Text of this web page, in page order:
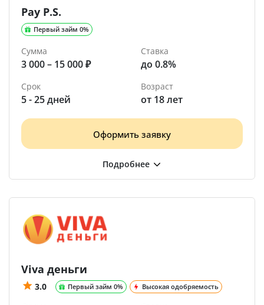
Pay P.S.
Первый займ 0%
Сумма
3 000 – 15 000 ₽
Ставка
до 0.8%
Срок
5 - 25 дней
Возраст
от 18 лет
Оформить заявку
Viva деньги
3.0 Первый займ 0% Высокая одобряемость